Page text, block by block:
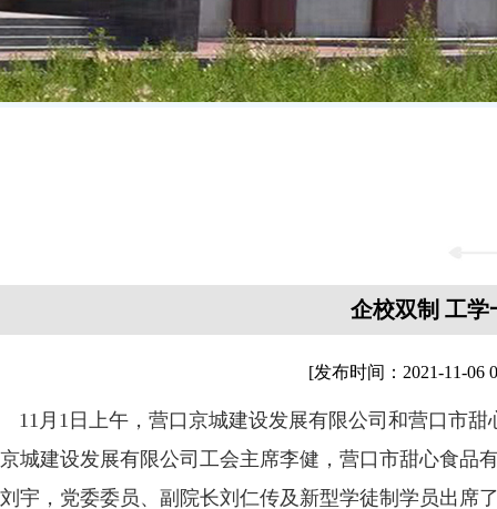
企校双制 工学
[发布时间： 2021-11-06
11月1日上午，营口京城建设发展有限公司和营口市
京城建设发展有限公司工会主席李健，营口市甜心食品
刘宇，党委委员、副院长刘仁传及新型学徒制学员出席